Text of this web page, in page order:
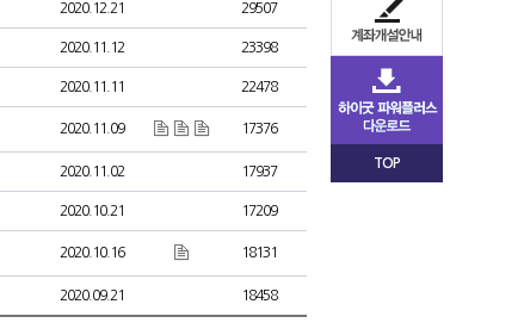
2020.12.21 29507
2020.11.12 23398
2020.11.11 22478
2020.11.09 17376
2020.11.02 17937
2020.10.21 17209
2020.10.16 18131
2020.09.21 18458
TOP